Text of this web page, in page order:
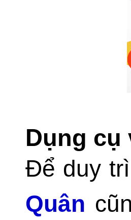
Dụng cụ
Để duy
Quân